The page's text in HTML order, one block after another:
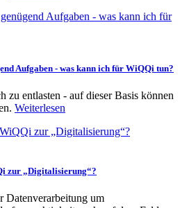
Aufgaben - was kann ich für WiQQi tun?
zu entlasten - auf dieser Basis können
Weiterlesen
zur „Digitalisierung“?
Datenverarbeitung um